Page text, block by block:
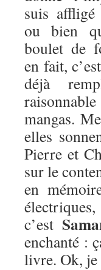
suis
ou bien
boulet de
en fait,
déjà
mangas.
elles
Pierre et
sur le
en
c’est
enchanté :
livre. Ok, je